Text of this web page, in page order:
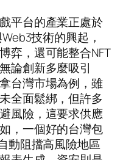
平台的產業正處於
技術的興起，
弈，還可能整合NFT
論創新多麼吸引
台灣市場為例，雖
全面鬆綁，但許多
風險，這要求供應
，一個好的台灣包
動阻擋高風險地區